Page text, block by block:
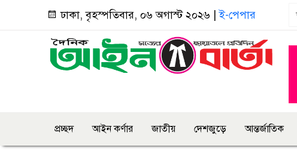
ঢাকা, বৃহস্পতিবার, ০৬ অগাস্ট ২০২৬ |ই-পেপার
প্রচ্ছদ আইন কর্ণার জাতীয় দেশজুড়ে আন্তর্জাতিক